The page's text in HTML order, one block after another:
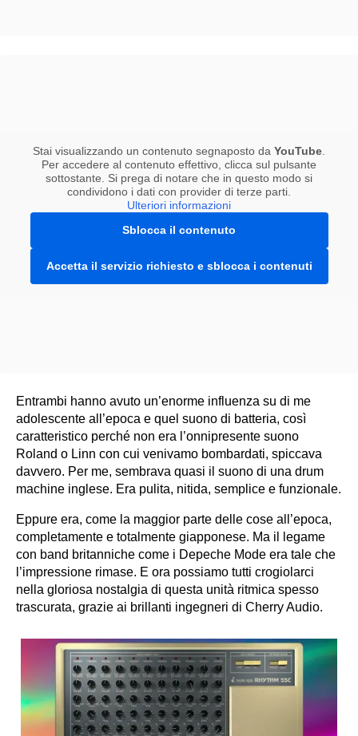
Stai visualizzando un contenuto segnaposto da YouTube.
Per accedere al contenuto effettivo, clicca sul pulsante
sottostante. Si prega di notare che in questo modo si
condividono i dati con provider di terze parti.
Ulteriori informazioni
Sblocca il contenuto
Accetta il servizio richiesto e sblocca i contenuti
Entrambi hanno avuto un’enorme influenza su di me
adolescente all’epoca e quel suono di batteria, così
caratteristico perché non era l’onnipresente suono
Roland o Linn con cui venivamo bombardati, spiccava
davvero. Per me, sembrava quasi il suono di una drum
machine inglese. Era pulita, nitida, semplice e funzionale.
Eppure era, come la maggior parte delle cose all’epoca,
completamente e totalmente giapponese. Ma il legame
con band britanniche come i Depeche Mode era tale che
l’impressione rimase. E ora possiamo tutti crogiolarci
nella gloriosa nostalgia di questa unità ritmica spesso
trascurata, grazie ai brillanti ingegneri di Cherry Audio.